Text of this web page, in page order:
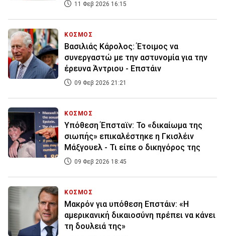
11 Φεβ 2026 16:15
ΚΟΣΜΟΣ
Βασιλιάς Κάρολος: Έτοιμος να
συνεργαστώ με την αστυνομία για την
έρευνα Άντριου - Επστάιν
09 Φεβ 2026 21:21
ΚΟΣΜΟΣ
Υπόθεση Έπσταϊν: Το «δικαίωμα της
σιωπής» επικαλέστηκε η Γκισλέιν
Μάξγουελ - Τι είπε ο δικηγόρος της
09 Φεβ 2026 18:45
ΚΟΣΜΟΣ
Μακρόν για υπόθεση Επστάιν: «H
αμερικανική δικαιοσύνη πρέπει να κάνει
τη δουλειά της»